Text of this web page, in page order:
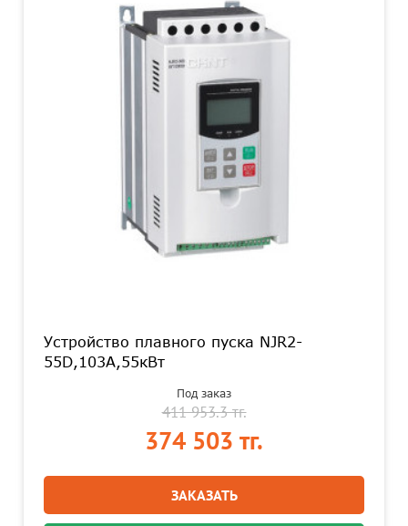
Устройство плавного пуска NJR2-
55D,103А,55кВт
Под заказ
411 953.3 тг.
374 503 тг.
ЗАКАЗАТЬ